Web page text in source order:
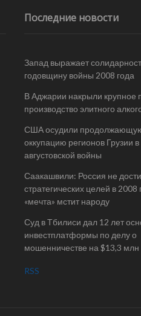
Последние новости
Запад выражает
годовщину войны 2008 года
В Аджарии накрыли крупное
производство элитного
США осудили
оккупацию регионов Грузии
августовской войны
Саакашвили: Россия не
стратегических целей в 2008
«мечта» мстит народу
Суд в Тбилиси дал 12 лет
инвестплатформы по делу о
мошенничестве на $13,3 млн
RSS